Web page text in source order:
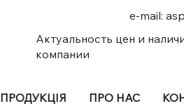
e-mail:
Актуальность цен и
компании
ПРОДУКЦІЯ ПРО НАС